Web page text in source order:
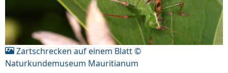
Zartschrecken auf einem Blatt ©
Naturkundemuseum Mauritianum